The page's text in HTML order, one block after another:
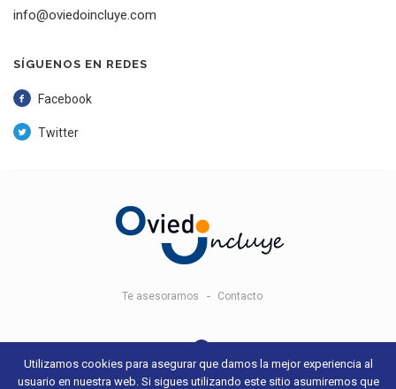
info@oviedoincluye.com
SÍGUENOS EN REDES
Facebook
Twitter
Te asesoramos Contacto
© 2018 Oviedo Incluye - Aviso legal y condiciones de uso- Sitio web
Utilizamos cookies para asegurar que damos la mejor experiencia al
usuario en nuestra web. Si sigues utilizando este sitio asumiremos que